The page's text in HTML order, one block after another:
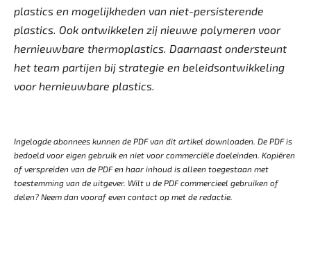
plastics en mogelijkheden van niet-persisterende
plastics. Ook ontwikkelen zij nieuwe polymeren voor
hernieuwbare thermoplastics. Daarnaast ondersteunt
het team partijen bij strategie en beleidsontwikkeling
voor hernieuwbare plastics.
Ingelogde abonnees kunnen de PDF van dit artikel downloaden. De PDF is
bedoeld voor eigen gebruik en niet voor commerciële doeleinden. Kopiëren
of verspreiden van de PDF en haar inhoud is alleen toegestaan met
toestemming van de uitgever. Wilt u de PDF commercieel gebruiken of
delen? Neem dan vooraf even contact op met de redactie.